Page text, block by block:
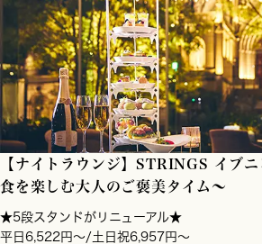
【ナイトラウンジ】STRINGS イブ
食を楽しむ大人のご褒美タイム～
★5段スタンドがリニューアル★
平日6,522円～/土日祝6,957円～